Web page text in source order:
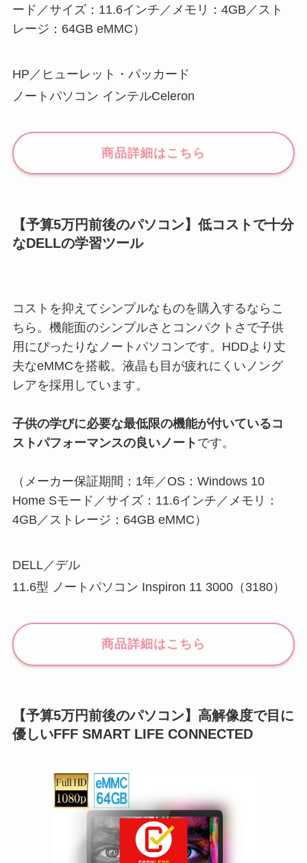
ード／サイズ：11.6インチ／メモリ：4GB／スト
レージ：64GB eMMC）
HP／ヒューレット・パッカード
ノートパソコン インテルCeleron
商品詳細はこちら
【予算5万円前後のパソコン】低コストで十分
なDELLの学習ツール
コストを抑えてシンプルなものを購入するならこ
ちら。機能面のシンプルさとコンパクトさで子供
用にぴったりなノートパソコンです。HDDより丈
夫なeMMCを搭載。液晶も目が疲れにくいノング
レアを採用しています。
子供の学びに必要な最低限の機能が付いているコ
ストパフォーマンスの良いノート です。
（メーカー保証期間：1年／OS：Windows 10
Home Sモード／サイズ：11.6インチ／メモリ：
4GB／ストレージ：64GB eMMC）
DELL／デル
11.6型 ノートパソコン Inspiron 11 3000（3180）
商品詳細はこちら
【予算5万円前後のパソコン】高解像度で目に
優しいFFF SMART LIFE CONNECTED